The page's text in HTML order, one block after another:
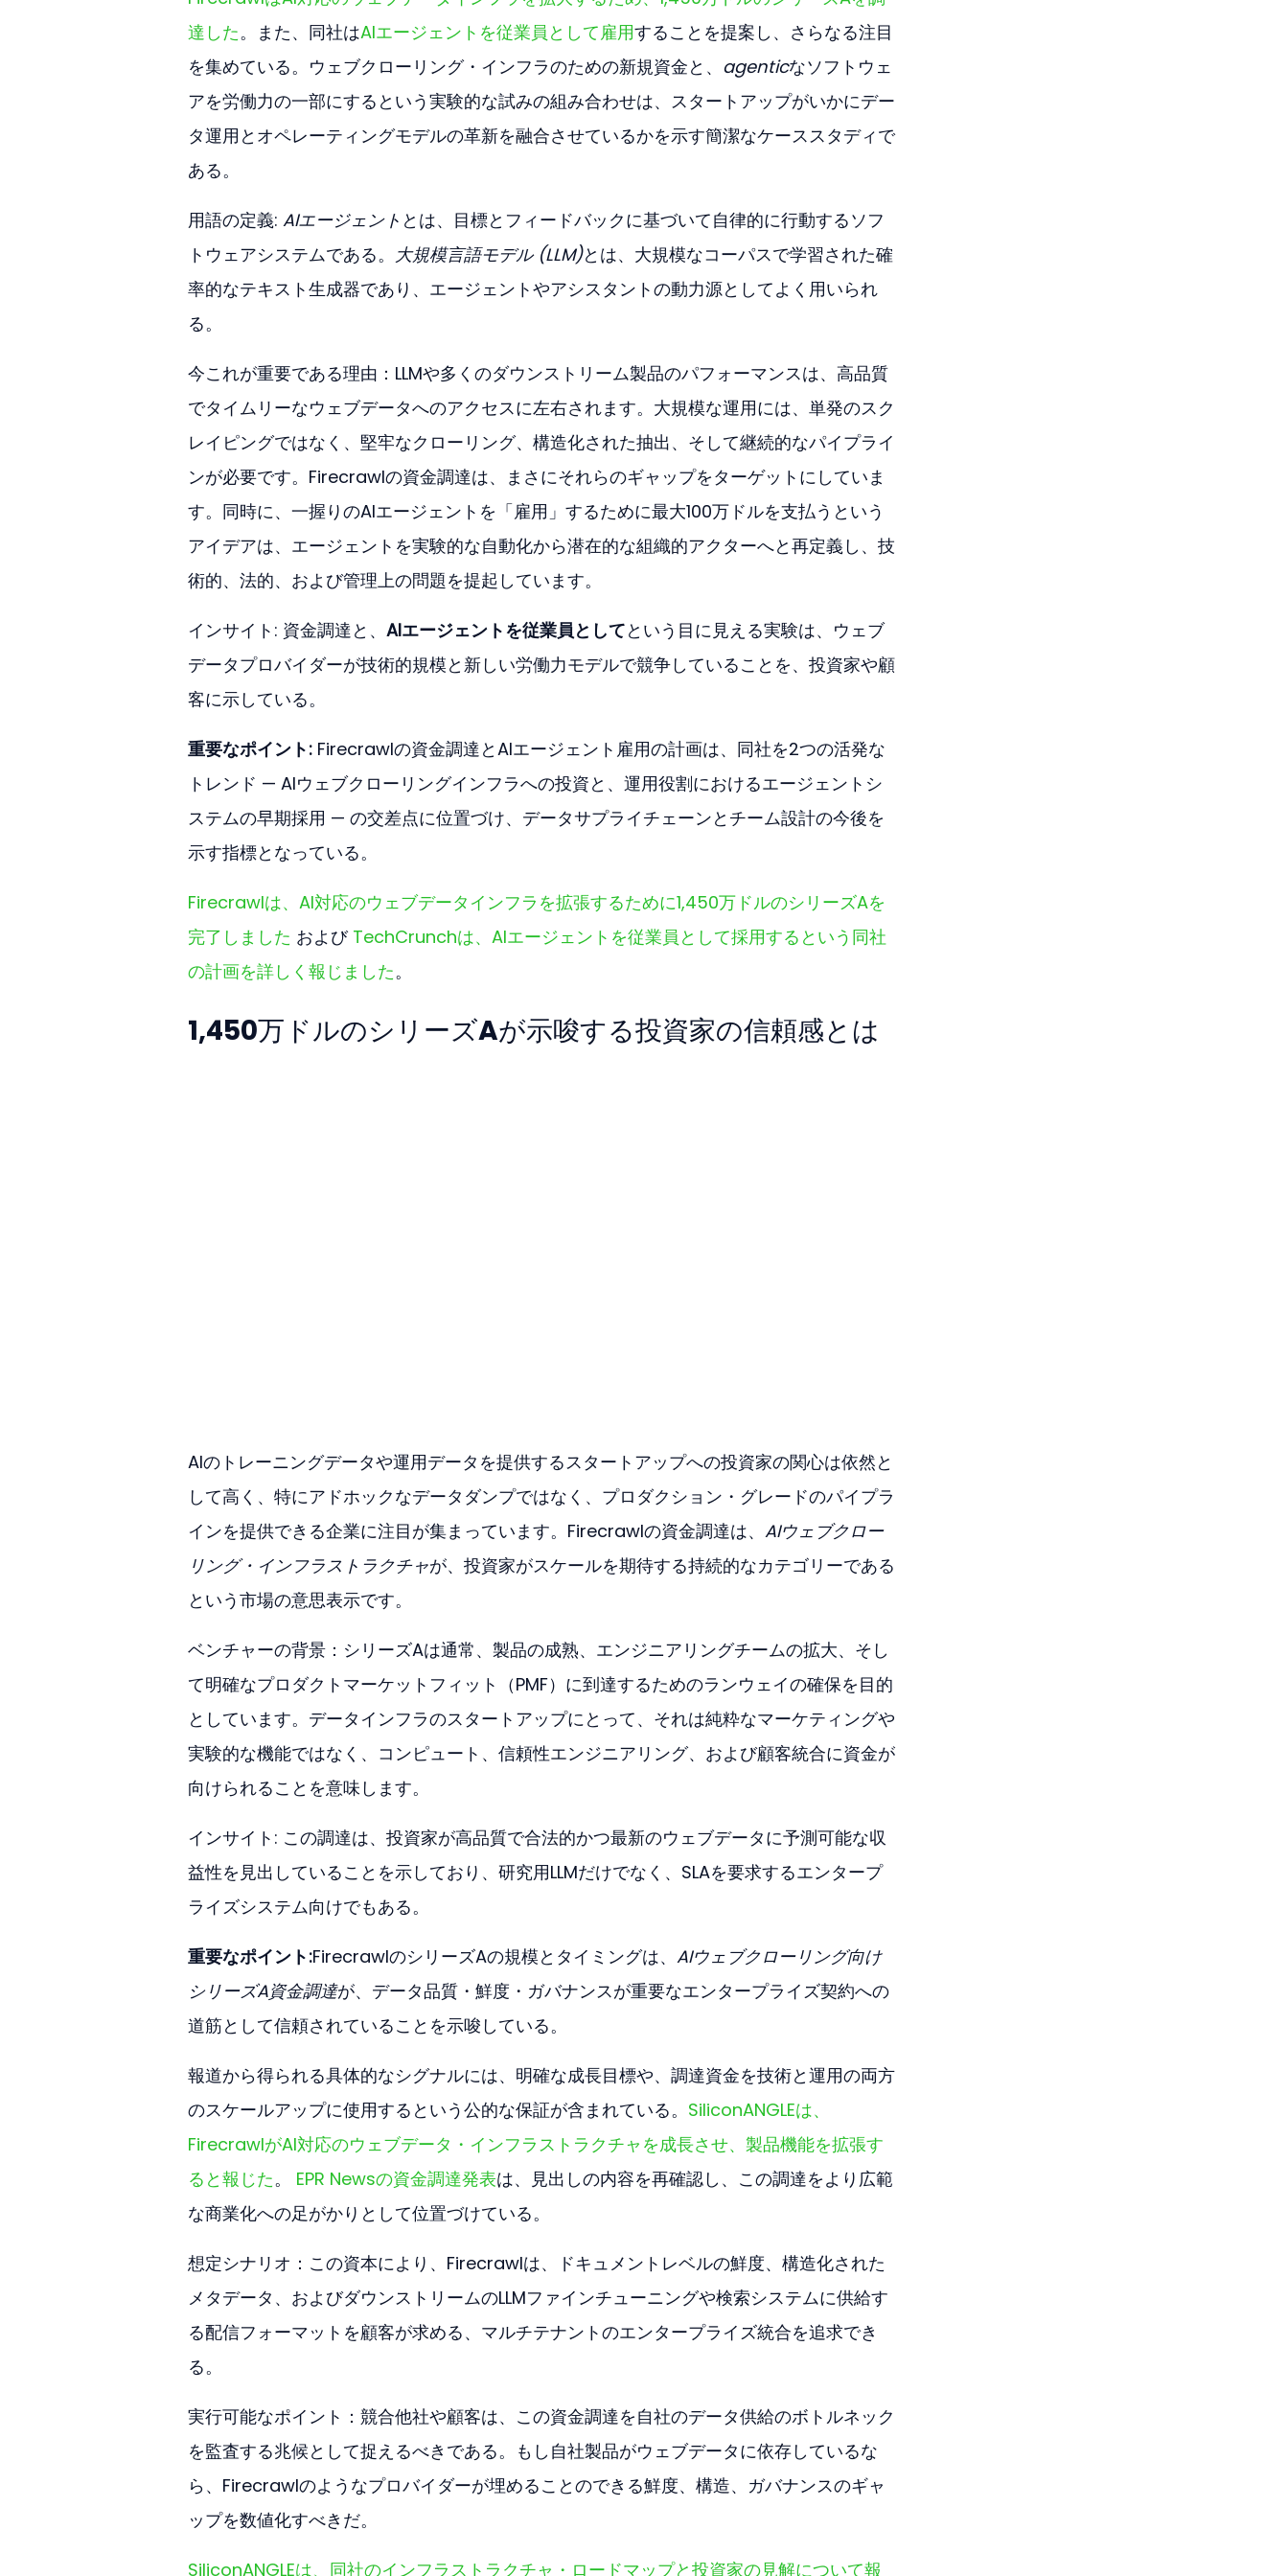
達した。また、同社はAIエージェントを従業員として雇用することを提案し、さらなる注目
を集めている。ウェブクローリング・インフラのための新規資金と、 agenticなソフトウェ
アを労働力の一部にするという実験的な試みの組み合わせは、スタートアップがいかにデー
タ運用とオペレーティングモデルの革新を融合させているかを示す簡潔なケーススタディで
ある。
用語の定義: AIエージェント とは、目標とフィードバックに基づいて自律的に行動するソフ
トウェアシステムである。 大規模言語モデル (LLM)とは、大規模なコーパスで学習された確
率的なテキスト生成器であり、エージェントやアシスタントの動力源としてよく用いられ
る。
今これが重要である理由：LLMや多くのダウンストリーム製品のパフォーマンスは、高品質
でタイムリーなウェブデータへのアクセスに左右されます。大規模な運用には、単発のスク
レイピングではなく、堅牢なクローリング、構造化された抽出、そして継続的なパイプライ
ンが必要です。Firecrawlの資金調達は、まさにそれらのギャップをターゲットにしていま
す。同時に、一握りのAIエージェントを「雇用」するために最大100万ドルを支払うという
アイデアは、エージェントを実験的な自動化から潜在的な組織的アクターへと再定義し、技
術的、法的、および管理上の問題を提起しています。
インサイト: 資金調達と、 AIエージェントを従業員としてという目に見える実験は、ウェブ
データプロバイダーが技術的規模と新しい労働力モデルで競争していることを、投資家や顧
客に示している。
重要なポイント: Firecrawlの資金調達とAIエージェント雇用の計画は、同社を2つの活発な
トレンド — AIウェブクローリングインフラへの投資と、運用役割におけるエージェントシ
ステムの早期採用 — の交差点に位置づけ、データサプライチェーンとチーム設計の今後を
示す指標となっている。
Firecrawlは、AI対応のウェブデータインフラを拡張するために1,450万ドルのシリーズAを
完了しました および TechCrunchは、AIエージェントを従業員として採用するという同社
の計画を詳しく報じました。
1,450万ドルのシリーズAが示唆する投資家の信頼感とは
AIのトレーニングデータや運用データを提供するスタートアップへの投資家の関心は依然と
して高く、特にアドホックなデータダンプではなく、プロダクション・グレードのパイプラ
インを提供できる企業に注目が集まっています。Firecrawlの資金調達は、 AIウェブクロー
リング・インフラストラクチャが、投資家がスケールを期待する持続的なカテゴリーである
という市場の意思表示です。
ベンチャーの背景：シリーズAは通常、製品の成熟、エンジニアリングチームの拡大、そし
て明確なプロダクトマーケットフィット（PMF）に到達するためのランウェイの確保を目的
としています。データインフラのスタートアップにとって、それは純粋なマーケティングや
実験的な機能ではなく、コンピュート、信頼性エンジニアリング、および顧客統合に資金が
向けられることを意味します。
インサイト: この調達は、投資家が高品質で合法的かつ最新のウェブデータに予測可能な収
益性を見出していることを示しており、研究用LLMだけでなく、SLAを要求するエンタープ
ライズシステム向けでもある。
重要なポイント:FirecrawlのシリーズAの規模とタイミングは、 AIウェブクローリング向け
シリーズA資金調達が、データ品質・鮮度・ガバナンスが重要なエンタープライズ契約への
道筋として信頼されていることを示唆している。
報道から得られる具体的なシグナルには、明確な成長目標や、調達資金を技術と運用の両方
のスケールアップに使用するという公的な保証が含まれている。 SiliconANGLEは、
FirecrawlがAI対応のウェブデータ・インフラストラクチャを成長させ、製品機能を拡張す
ると報じた。 EPR Newsの資金調達発表は、見出しの内容を再確認し、この調達をより広範
な商業化への足がかりとして位置づけている。
想定シナリオ：この資本により、Firecrawlは、ドキュメントレベルの鮮度、構造化された
メタデータ、およびダウンストリームのLLMファインチューニングや検索システムに供給す
る配信フォーマットを顧客が求める、マルチテナントのエンタープライズ統合を追求でき
る。
実行可能なポイント：競合他社や顧客は、この資金調達を自社のデータ供給のボトルネック
を監査する兆候として捉えるべきである。もし自社製品がウェブデータに依存しているな
ら、Firecrawlのようなプロバイダーが埋めることのできる鮮度、構造、ガバナンスのギャ
ップを数値化すべきだ。
SiliconANGLEは、同社のインフラストラクチャ・ロードマップと投資家の見解について報